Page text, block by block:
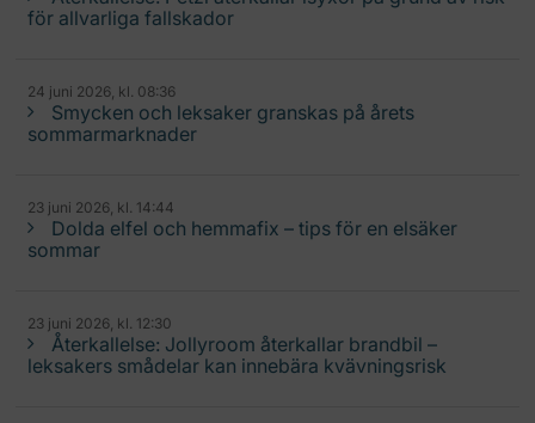
för allvarliga fallskador
24 juni 2026, kl. 08:36
Smycken och leksaker granskas på årets
sommarmarknader
23 juni 2026, kl. 14:44
Dolda elfel och hemmafix – tips för en elsäker
sommar
23 juni 2026, kl. 12:30
Återkallelse: Jollyroom återkallar brandbil –
leksakers smådelar kan innebära kvävningsrisk